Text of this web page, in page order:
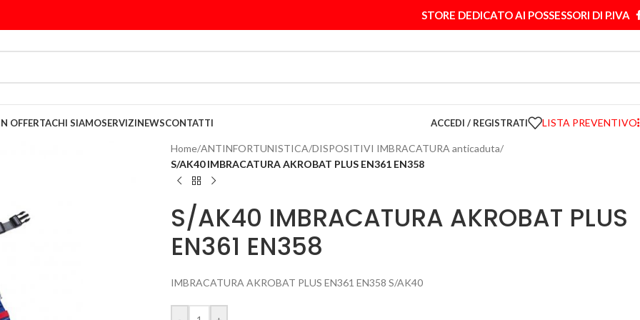
STORE DEDICATO AI POSSESSORI DI P.IVA
OFFERTACHI SIAMOSERVIZINEWSCONTATTI ACCEDI / REGISTRATI LISTA PREVENTIVO
Home/ANTINFORTUNISTICA/DISPOSITIVI IMBRACATURA anticaduta/
S/AK40 IMBRACATURA AKROBAT PLUS EN361 EN358
S/AK40 IMBRACATURA AKROBAT PLUS
EN361 EN358
IMBRACATURA AKROBAT PLUS EN361 EN358 S/AK40